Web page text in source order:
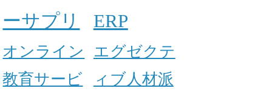
ーサプリ
オンライン
教育サービ
ERP
エグゼクテ
ィブ人材派